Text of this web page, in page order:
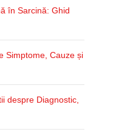
în Sarcină: Ghid
Simptome, Cauze și
despre Diagnostic,